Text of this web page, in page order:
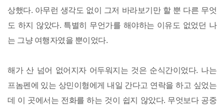
상했다. 아무런 생각도 없이 그저 바라보기만 할 뿐 다른 무엇
도 하지 않았다. 특별히 무언가를 해야하는 이유도 없었던 나
는 그냥 여행자였을 뿐이었다.
해가 산 넘어 없어지자 어두워지는 것은 순식간이었다. 나는
프놈펜에 있는 상민이형에게 내일 간다고 연락을 하고 싶었는
데 이 곳에서는 전화를 하는 것이 쉽지 않았다. 무엇보다 공중